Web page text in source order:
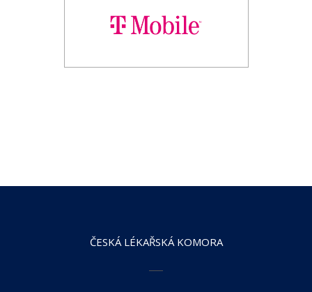
ČESKÁ LÉKAŘSKÁ KOMORA